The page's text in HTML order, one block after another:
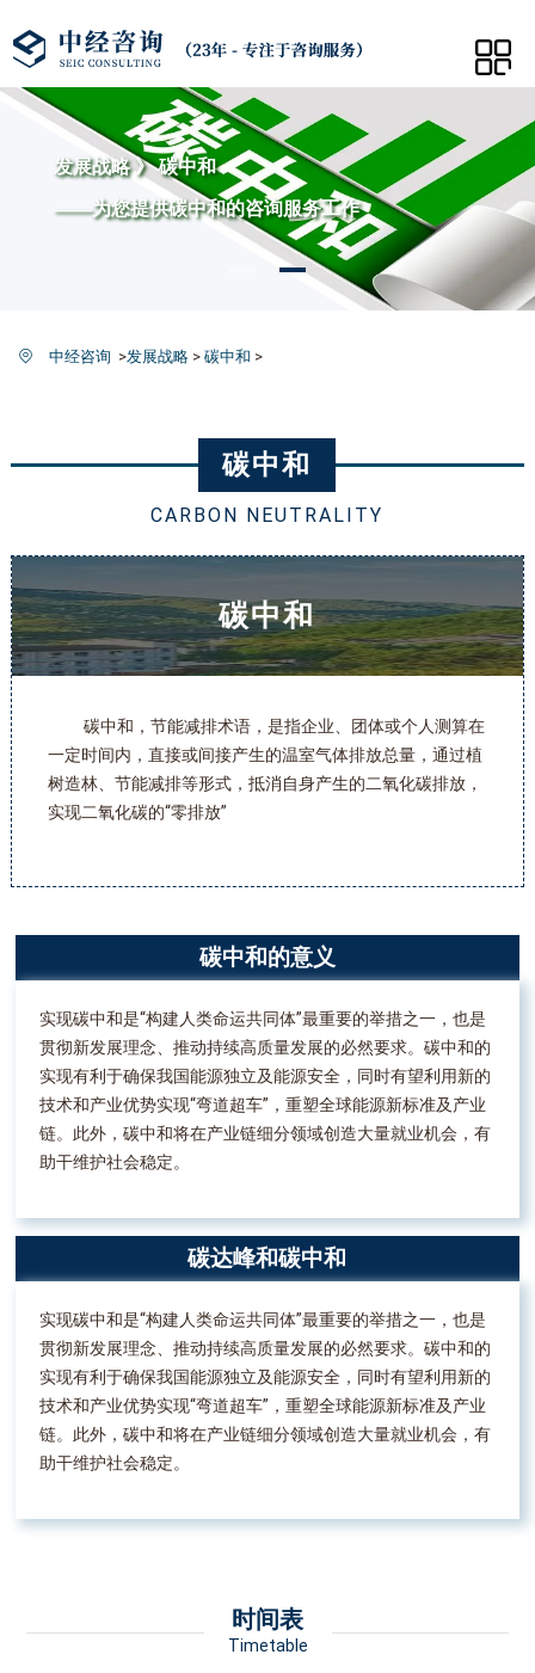
发展战略 》 碳中和
——为您提供碳中和的咨询服务工作
中经咨询 >发展战略 > 碳中和 >
碳中和
CARBON NEUTRALITY
碳中和
碳中和，节能减排术语，是指企业、团体或个人测算在
一定时间内，直接或间接产生的温室气体排放总量，通过植
树造林、节能减排等形式，抵消自身产生的二氧化碳排放，
实现二氧化碳的“零排放”
碳中和的意义
实现碳中和是“构建人类命运共同体”最重要的举措之一，也是
贯彻新发展理念、推动持续高质量发展的必然要求。碳中和的
实现有利于确保我国能源独立及能源安全，同时有望利用新的
技术和产业优势实现“弯道超车”，重塑全球能源新标准及产业
链。此外，碳中和将在产业链细分领域创造大量就业机会，有
助干维护社会稳定。
碳达峰和碳中和
实现碳中和是“构建人类命运共同体”最重要的举措之一，也是
贯彻新发展理念、推动持续高质量发展的必然要求。碳中和的
实现有利于确保我国能源独立及能源安全，同时有望利用新的
技术和产业优势实现“弯道超车”，重塑全球能源新标准及产业
链。此外，碳中和将在产业链细分领域创造大量就业机会，有
助干维护社会稳定。
时间表
Timetable